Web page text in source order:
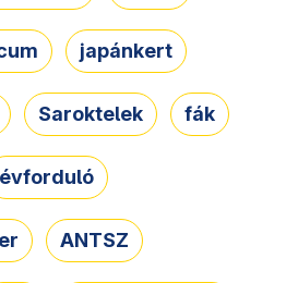
japánkert
Saroktelek fák
évforduló
ANTSZ